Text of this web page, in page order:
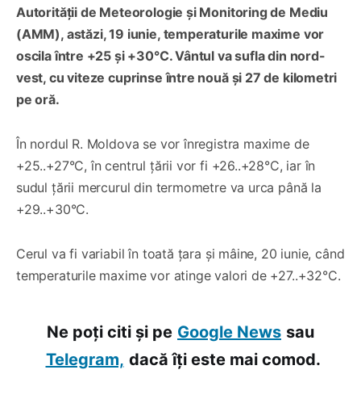
Autorității de Meteorologie și Monitoring de Mediu
(AMM), astăzi, 19 iunie, temperaturile maxime vor
oscila între +25 și +30°C. Vântul va sufla din nord-
vest, cu viteze cuprinse între nouă și 27 de kilometri
pe oră.
În nordul R. Moldova se vor înregistra maxime de
+25..+27°C, în centrul țării vor fi +26..+28°C, iar în
sudul țării mercurul din termometre va urca până la
+29..+30°C.
Cerul va fi variabil în toată țara și mâine, 20 iunie, când
temperaturile maxime vor atinge valori de +27..+32°C.
Ne poți citi și pe Google News sau
Telegram, dacă îți este mai comod.